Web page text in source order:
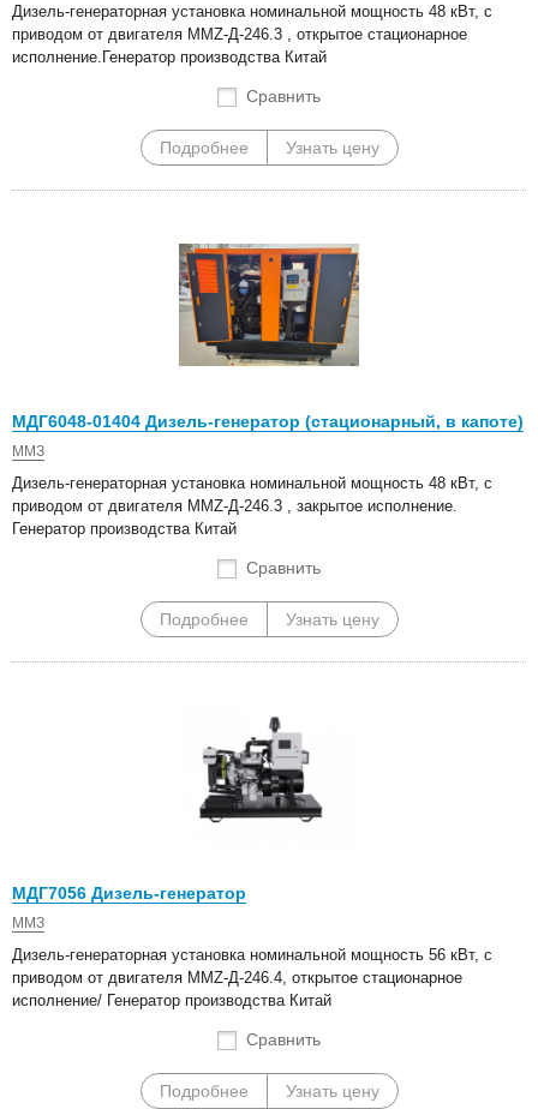
Дизель-генераторная установка номинальной мощность 48 кВт, с
приводом от двигателя MMZ-Д-246.3 , открытое стационарное
исполнение.Генератор производства Китай
Сравнить
Подробнее Узнать цену
МДГ6048-01404 Дизель-генератор (стационарный, в капоте)
ММЗ
Дизель-генераторная установка номинальной мощность 48 кВт, с
приводом от двигателя MMZ-Д-246.3 , закрытое исполнение.
Генератор производства Китай
Сравнить
Подробнее Узнать цену
МДГ7056 Дизель-генератор
ММЗ
Дизель-генераторная установка номинальной мощность 56 кВт, с
приводом от двигателя MMZ-Д-246.4, открытое стационарное
исполнение/ Генератор производства Китай
Сравнить
Подробнее Узнать цену